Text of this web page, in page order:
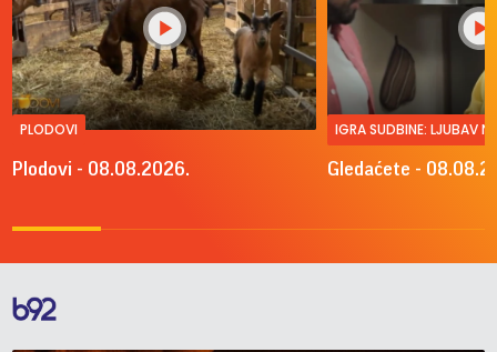
PLODOVI
Plodovi - 08.08.2026.
IGRA SUDBINE: LJUBAV
Gledaćete -